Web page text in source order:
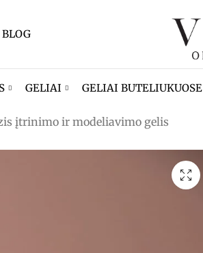
BLOG
GELIAI GELIAI BUTELIUKUOSE
įtrinimo ir modeliavimo gelis